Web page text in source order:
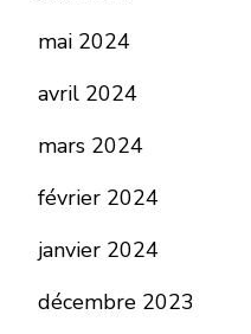
mai 2024
avril 2024
mars 2024
février 2024
janvier 2024
décembre 2023